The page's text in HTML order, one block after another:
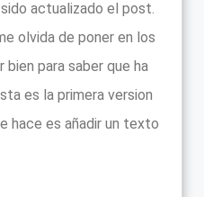
actualizado el post.
olvida de poner en los
para saber que ha
es la primera version
hace es añadir un texto